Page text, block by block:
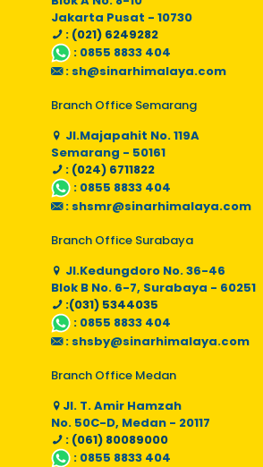
Jakarta Pusat - 10730
: (021) 6249282
: 0855 8833 404
: sh@sinarhimalaya.com
Branch Office Semarang
Jl.Majapahit No. 119A
Semarang - 50161
: (024) 6711822
: 0855 8833 404
: shsmr@sinarhimalaya.com
Branch Office Surabaya
Jl.Kedungdoro No. 36-46
Blok B No. 6-7, Surabaya - 60251
:(031) 5344035
: 0855 8833 404
: shsby@sinarhimalaya.com
Branch Office Medan
Jl. T. Amir Hamzah
No. 50C-D, Medan - 20117
: (061) 80089000
: 0855 8833 404